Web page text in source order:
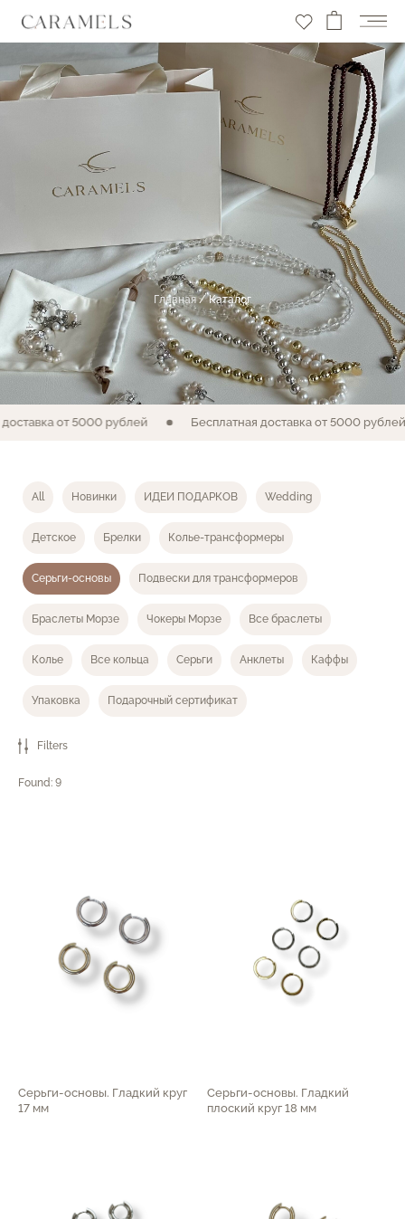
Главная/Каталог
доставка от 5000 рублей Бесплатная доставка от 5000
All Новинки ИДЕИ ПОДАРКОВ Wedding
Детское Брелки Колье-трансформеры
Серьги-основы Подвески для трансформеров
Браслеты Морзе Чокеры Морзе Все браслеты
Колье Все кольца Серьги Анклеты Каффы
Упаковка Подарочный сертификат
Filters
Found: 9
Серьги-основы. Гладкий круг
17 мм
Серьги-основы. Гладкий
плоский круг 18 мм